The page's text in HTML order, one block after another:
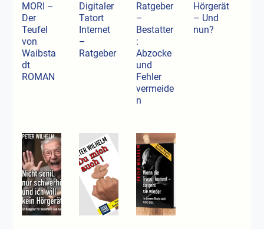
MORI –
Der
Teufel
von
Waibsta
dt
ROMAN
Digitaler
Tatort
Internet
–
Ratgeber
Ratgeber
–
Bestatter
:
Abzocke
und
Fehler
vermeide
n
Hörgerät
– Und
nun?